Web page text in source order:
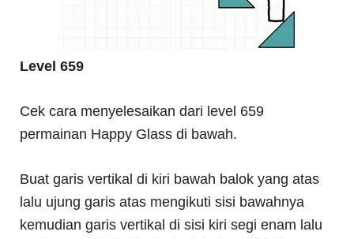
Level 659
Cek cara menyelesaikan dari level 659
permainan Happy Glass di bawah.
Buat garis vertikal di kiri bawah balok yang atas
lalu ujung garis atas mengikuti sisi bawahnya
kemudian garis vertikal di sisi kiri segi enam lalu